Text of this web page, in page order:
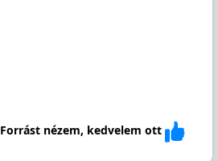
Forrást nézem, kedvelem ott